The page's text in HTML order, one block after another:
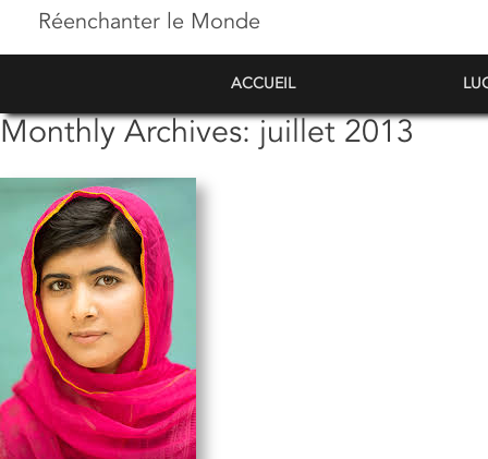
Réenchanter le Monde
ACCUEIL
Monthly Archives:juillet 2013